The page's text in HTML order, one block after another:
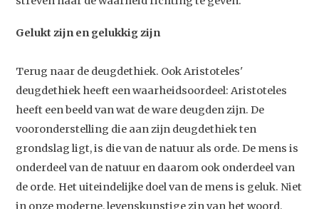
Gelukt zijn en gelukkig zijn
Terug naar de deugdethiek. Ook Aristoteles'
deugdethiek heeft een waarheidsoordeel: Aristoteles
heeft een beeld van wat de ware deugden zijn. De
vooronderstelling die aan zijn deugdethiek ten
grondslag ligt, is die van de natuur als orde. De mens is
onderdeel van de natuur en daarom ook onderdeel van
de orde. Het uiteindelijke doel van de mens is geluk. Niet
in onze moderne, levenskunstige zin van het woord,